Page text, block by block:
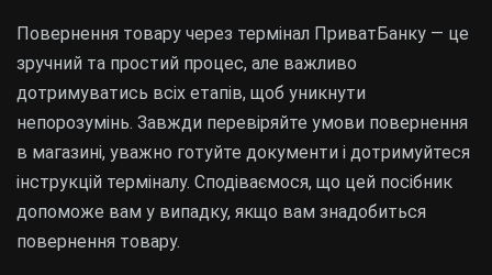
Повернення товару через термінал ПриватБанку — це
зручний та простий процес, але важливо
дотримуватись всіх етапів, щоб уникнути
непорозумінь. Завжди перевіряйте умови повернення
в магазині, уважно готуйте документи і дотримуйтеся
інструкцій терміналу. Сподіваємося, що цей посібник
допоможе вам у випадку, якщо вам знадобиться
повернення товару.